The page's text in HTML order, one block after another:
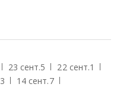
23 сент.5 22 сент.1
3 14 сент.7